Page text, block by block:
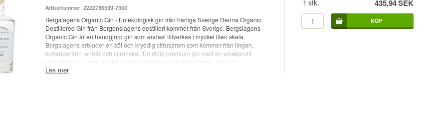
Artikelnummer: 2222786539-7500
Bergslagens Organic Gin - En ekologisk gin från härliga Sverige Denna Organic
Destillered Gin från Bergenslagens destilleri kommer från Sverige. Bergslagens
Organic Gin är en handgjord gin som endast tillverkas i mycket liten skala.
Bergslagens erbjuder en söt och kryddig citrusarom som kommer från lingon,
korianderfrön, enbär och citronskal. En riktig premium gin med en smakprofil
utvecklad och under kontinuerlig kvalitetskontroll i Bergslagen, Sverige.
Bergslagens Organic Gin använder bara de finaste växterna och är verkligen unik
Les mer
1 stk. 435,94SEK